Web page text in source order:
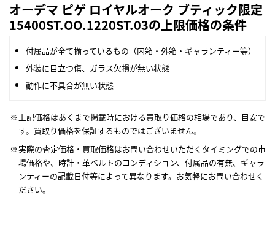
オーデマ ピゲ ロイヤルオーク ブティック限定
15400ST.OO.1220ST.03の上限価格の条件
付属品が全て揃っているもの（内箱・外箱・ギャランティー等）
外装に目立つ傷、ガラス欠損が無い状態
動作に不具合が無い状態
上記価格はあくまで掲載時における買取り価格の相場であり、目安で
す。買取り価格を保証するものではございません。
実際の査定価格・買取価格はお問い合わせいただくタイミングでの市
場価格や、時計・革ベルトのコンディション、付属品の有無、ギャラ
ンティーの記載日付等によって異なります。お気軽にお問い合わせく
ださい。